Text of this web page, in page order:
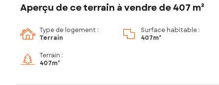
Aperçu de ce terrain à vendre de 407 m²
Type de logement :
Terrain
Surface habitable :
407m²
Terrain :
407m²